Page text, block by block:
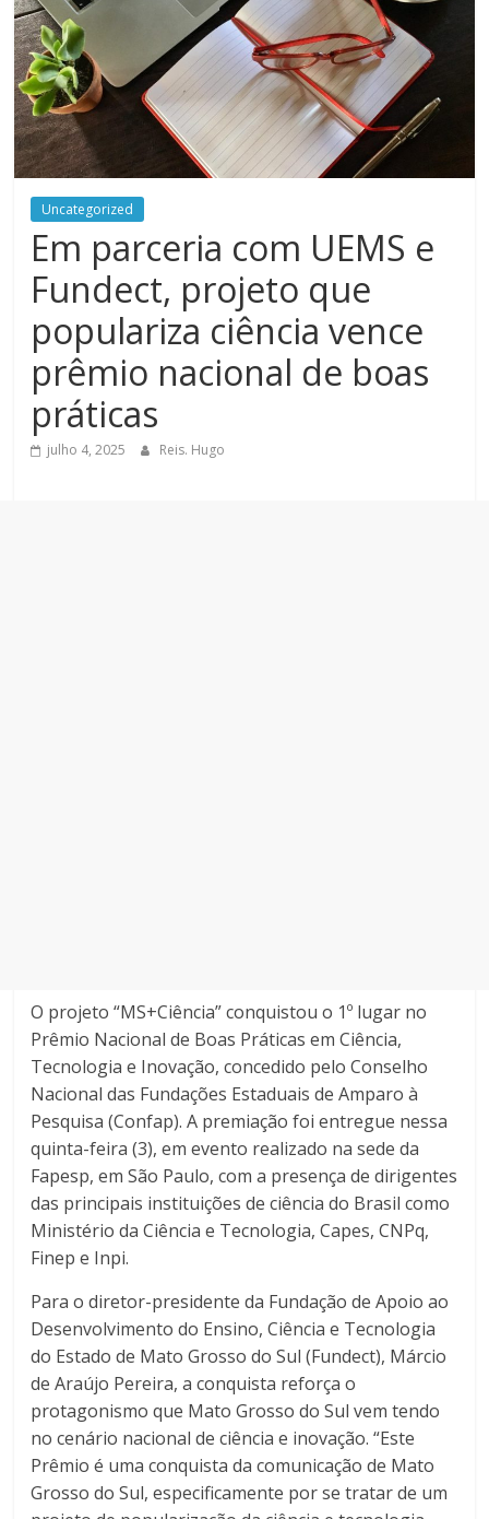
Uncategorized
Em parceria com UEMS e
Fundect, projeto que
populariza ciência vence
prêmio nacional de boas
práticas
julho 4, 2025 Reis. Hugo
O projeto “MS+Ciência” conquistou o 1º lugar no
Prêmio Nacional de Boas Práticas em Ciência,
Tecnologia e Inovação, concedido pelo Conselho
Nacional das Fundações Estaduais de Amparo à
Pesquisa (Confap). A premiação foi entregue nessa
quinta-feira (3), em evento realizado na sede da
Fapesp, em São Paulo, com a presença de dirigentes
das principais instituições de ciência do Brasil como
Ministério da Ciência e Tecnologia, Capes, CNPq,
Finep e Inpi.
Para o diretor-presidente da Fundação de Apoio ao
Desenvolvimento do Ensino, Ciência e Tecnologia
do Estado de Mato Grosso do Sul (Fundect), Márcio
de Araújo Pereira, a conquista reforça o
protagonismo que Mato Grosso do Sul vem tendo
no cenário nacional de ciência e inovação. “Este
Prêmio é uma conquista da comunicação de Mato
Grosso do Sul, especificamente por se tratar de um